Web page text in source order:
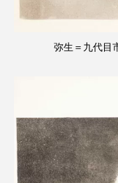
弥生＝九代目